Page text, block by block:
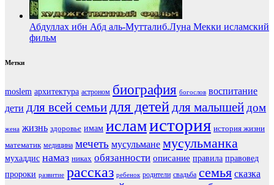
Абдуллах ибн Абд аль-Мутталиб.Луна Мекки исламский
фильм
Метки
moslem архитектура астроном биография богослов воспитание
дети для всей семьи для детей для малышей дом
жена жизнь здоровье имам исламистория история жизни
математик медицина мечеть мусульмане мусульманка
мухаддис намаз никах обязанности описание правила правовед
пророки развитие рассказ ребенок родители свадьба семья сказка